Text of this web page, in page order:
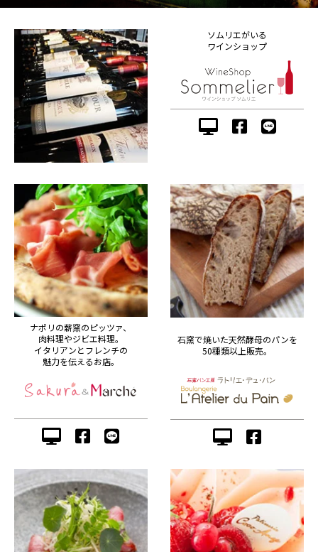
ソムリエがいる
ワインショップ
ナポリの薪窯のピッツァ、
肉料理やジビエ料理。
イタリアンとフレンチの
魅力を伝えるお店。
石窯で焼いた天然酵母のパンを
50種類以上販売。